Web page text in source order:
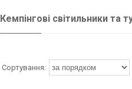
Кемпінгові світильники та